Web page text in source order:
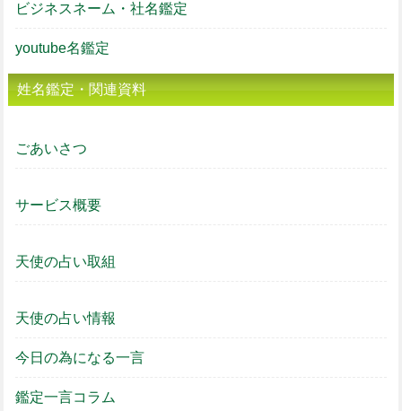
ビジネスネーム・社名鑑定
youtube名鑑定
姓名鑑定・関連資料
ごあいさつ
サービス概要
天使の占い取組
天使の占い情報
今日の為になる一言
鑑定一言コラム